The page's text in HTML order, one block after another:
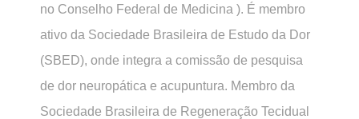
no Conselho Federal de Medicina ). É membro
ativo da Sociedade Brasileira de Estudo da Dor
(SBED), onde integra a comissão de pesquisa
de dor neuropática e acupuntura. Membro da
Sociedade Brasileira de Regeneração Tecidual